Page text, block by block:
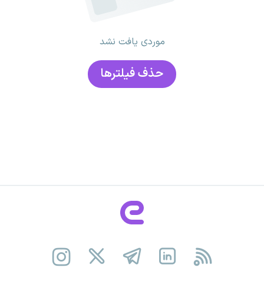
موردی یافت نشد
حذف فیلتر‌ها